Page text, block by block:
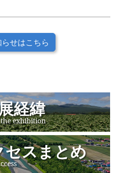
せはこちら
経緯
exhibition
セスまとめ